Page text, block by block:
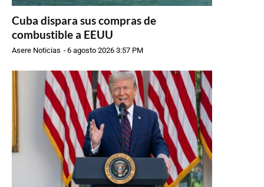
Cuba dispara sus compras de
combustible a EEUU
Asere Noticias -6 agosto 2026 3:57 PM